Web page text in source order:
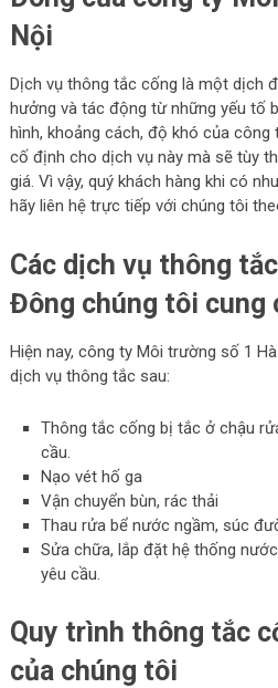
Nội
Dịch vụ thông tắc cống là một dịch
hưởng và tác động từ những yếu tố
hình, khoảng cách, độ khó của
cố định cho dịch vụ này mà sẽ tùy
giá. Vì vậy, quý khách hàng khi có
hãy liên hệ trực tiếp với chúng tôi
Các dịch vụ thông
Đông chúng tôi cung
Hiện nay, công ty Môi trường số 1
dịch vụ thông tắc sau:
Thông tắc cống bị tắc ở chậu
cầu.
Nạo vét hố ga
Vận chuyển bùn, rác thải
Thau rửa bể nước ngầm, súc
Sửa chữa, lắp đặt hệ thống
yêu cầu.
Quy trình thông tắc
của chúng tôi